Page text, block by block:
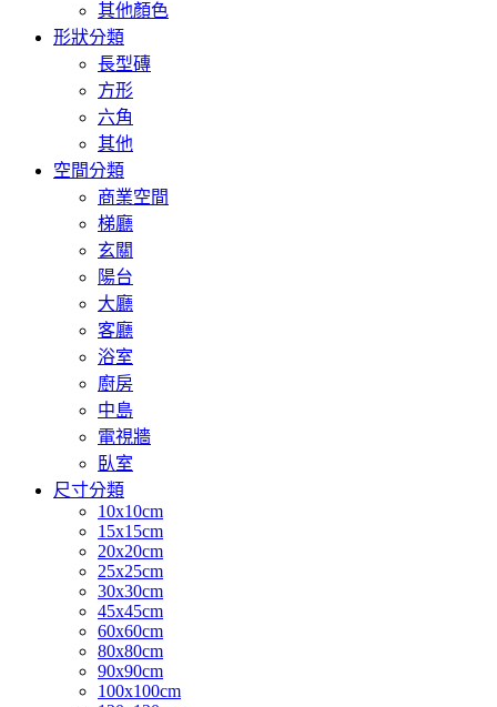
其他顏色
形狀分類
長型磚
方形
六角
其他
空間分類
商業空間
梯廳
玄關
陽台
大廳
客廳
浴室
廚房
中島
電視牆
臥室
尺寸分類
10x10cm
15x15cm
20x20cm
25x25cm
30x30cm
45x45cm
60x60cm
80x80cm
90x90cm
100x100cm